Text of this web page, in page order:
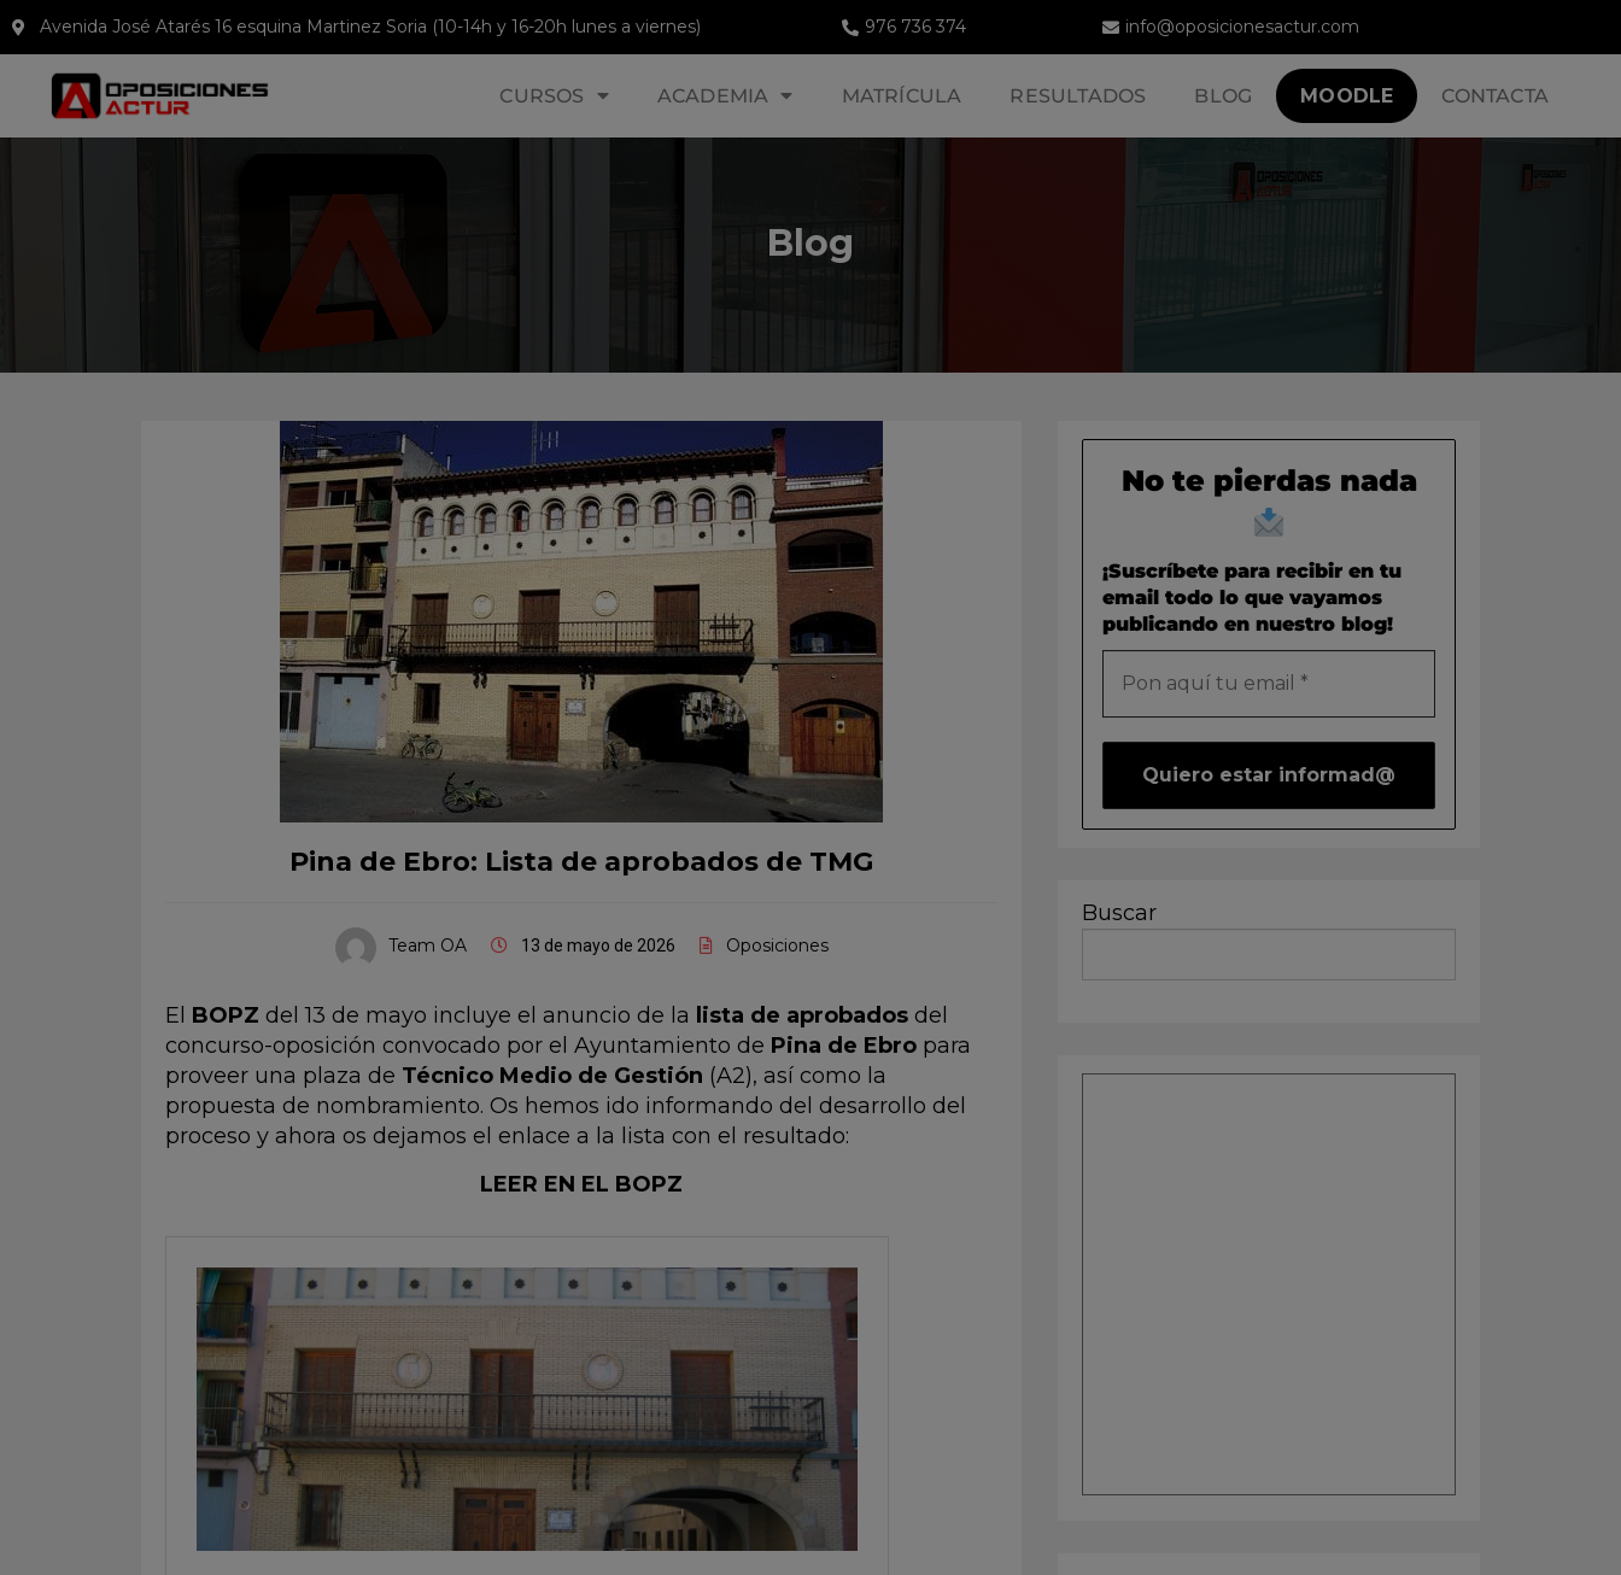
Avenida José Atarés 16 esquina Martinez Soria (10-14h y 16-20h lunes a viernes) 976 736 374 info@oposicionesactur.com
CURSOS ACADEMIA MATRÍCULA RESULTADOS BLOG MOODLE CONTACTA
Blog
Pina de Ebro: Lista de aprobados de TMG
Team OA 13 de mayo de 2026 Oposiciones
El BOPZ del 13 de mayo incluye el anuncio de la lista de aprobados del
concurso-oposición convocado por el Ayuntamiento de Pina de Ebro para
proveer una plaza de Técnico Medio de Gestión (A2), así como la
propuesta de nombramiento. Os hemos ido informando del desarrollo del
proceso y ahora os dejamos el enlace a la lista con el resultado:
LEER EN EL BOPZ
No te pierdas nada
¡Suscríbete para recibir en tu
email todo lo que vayamos
publicando en nuestro blog!
Buscar